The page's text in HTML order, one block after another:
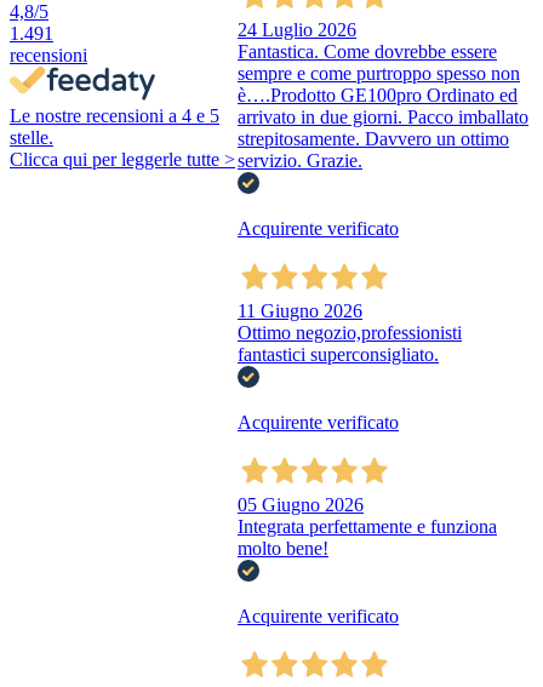
4,8/5
1.491
recensioni
Le nostre recensioni a 4 e 5
stelle.
Clicca qui per leggerle tutte >
24 Luglio 2026
Fantastica. Come dovrebbe essere
sempre e come purtroppo spesso non
è….Prodotto GE100pro Ordinato ed
arrivato in due giorni. Pacco imballato
strepitosamente. Davvero un ottimo
servizio. Grazie.
Acquirente verificato
11 Giugno 2026
Ottimo negozio,professionisti
fantastici superconsigliato.
Acquirente verificato
05 Giugno 2026
Integrata perfettamente e funziona
molto bene!
Acquirente verificato